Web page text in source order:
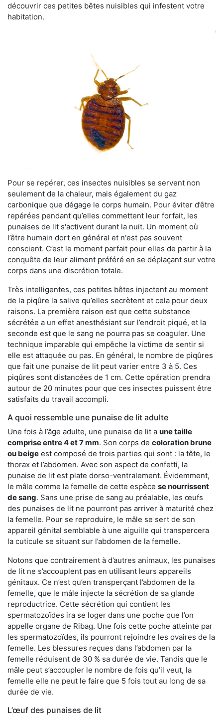
découvrir ces petites bêtes nuisibles qui infestent votre
habitation.
Pour se repérer, ces insectes nuisibles se servent non
seulement de la chaleur, mais également du gaz
carbonique que dégage le corps humain. Pour éviter d’être
repérées pendant qu’elles commettent leur forfait, les
punaises de lit s'activent durant la nuit. Un moment où
l’être humain dort en général et n'est pas souvent
conscient. C’est le moment parfait pour elles de partir à la
conquête de leur aliment préféré en se déplaçant sur votre
corps dans une discrétion totale.
Très intelligentes, ces petites bêtes injectent au moment
de la piqûre la salive qu’elles secrètent et cela pour deux
raisons. La première raison est que cette substance
sécrétée a un effet anesthésiant sur l’endroit piqué, et la
seconde est que le sang ne pourra pas se coaguler. Une
technique imparable qui empêche la victime de sentir si
elle est attaquée ou pas. En général, le nombre de piqûres
que fait une punaise de lit peut varier entre 3 à 5. Ces
piqûres sont distancées de 1 cm. Cette opération prendra
autour de 20 minutes pour que ces insectes puissent être
satisfaits du travail accompli.
A quoi ressemble une punaise de lit adulte
Une fois à l’âge adulte, une punaise de lit a une taille
comprise entre 4 et 7 mm. Son corps de coloration brune
ou beige est composé de trois parties qui sont : la tête, le
thorax et l’abdomen. Avec son aspect de confetti, la
punaise de lit est plate dorso-ventralement. Évidemment,
le mâle comme la femelle de cette espèce se nourrissent
de sang. Sans une prise de sang au préalable, les œufs
des punaises de lit ne pourront pas arriver à maturité chez
la femelle. Pour se reproduire, le mâle se sert de son
appareil génital semblable à une aiguille qui transpercera
la cuticule se situant sur l’abdomen de la femelle.
Notons que contrairement à d’autres animaux, les punaises
de lit ne s’accouplent pas en utilisant leurs appareils
génitaux. Ce n’est qu’en transperçant l’abdomen de la
femelle, que le mâle injecte la sécrétion de sa glande
reproductrice. Cette sécrétion qui contient les
spermatozoïdes ira se loger dans une poche que l’on
appelle organe de Ribag. Une fois cette poche atteinte par
les spermatozoïdes, ils pourront rejoindre les ovaires de la
femelle. Les blessures reçues dans l’abdomen par la
femelle réduisent de 30 % sa durée de vie. Tandis que le
mâle peut s’accoupler le nombre de fois qu’il veut, la
femelle elle ne peut le faire que 5 fois tout au long de sa
durée de vie.
L’œuf des punaises de lit